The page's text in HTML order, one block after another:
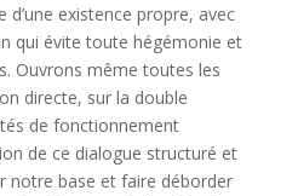
existence propre, avec
qui évite toute hégémonie et
Ouvrons même toutes les
directe, sur la double
de fonctionnement
de ce dialogue structuré et
notre base et faire déborder